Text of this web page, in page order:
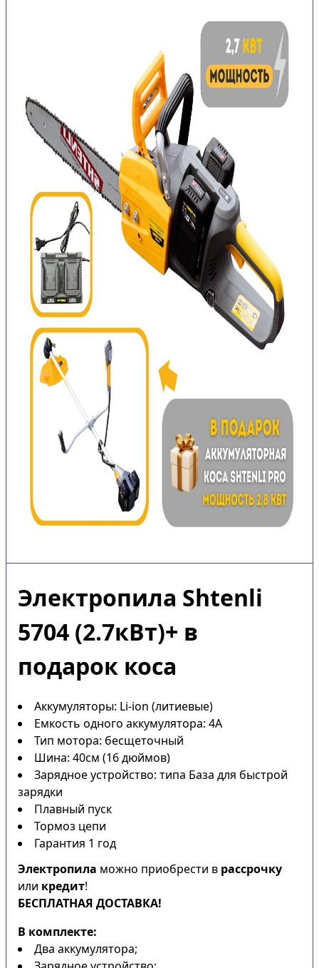
Электропила Shtenli
5704 (2.7кВт)+ в
подарок коса
Аккумуляторы: Li-ion (литиевые)
Емкость одного аккумулятора: 4А
Тип мотора: бесщеточный
Шина: 40см (16 дюймов)
Зарядное устройство: типа База для быстрой
зарядки
Плавный пуск
Тормоз цепи
Гарантия 1 год
Электропила можно приобрести в рассрочку
или кредит!
БЕСПЛАТНАЯ ДОСТАВКА!
В комплекте:
Два аккумулятора;